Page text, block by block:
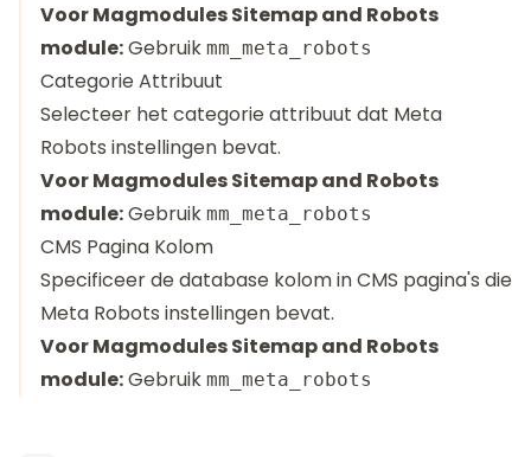
Voor Magmodules Sitemap and Robots
module:Gebruik mm_meta_robots
Categorie Attribuut
Selecteer het categorie attribuut dat Meta
Robots instellingen bevat.
Voor Magmodules Sitemap and Robots
module:Gebruik mm_meta_robots
CMS Pagina Kolom
Specificeer de database kolom in CMS pagina's die
Meta Robots instellingen bevat.
Voor Magmodules Sitemap and Robots
module:Gebruik mm_meta_robots